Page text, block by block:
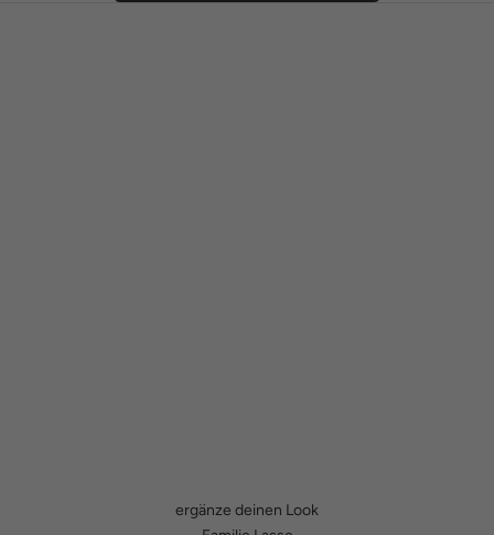
ergänze deinen Look